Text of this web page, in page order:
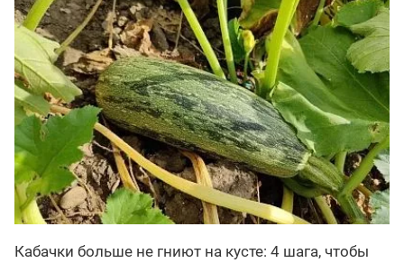
Кабачки больше не гниют на кусте: 4 шага, чтобы